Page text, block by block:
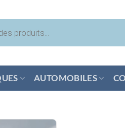
AUTOMOBILES